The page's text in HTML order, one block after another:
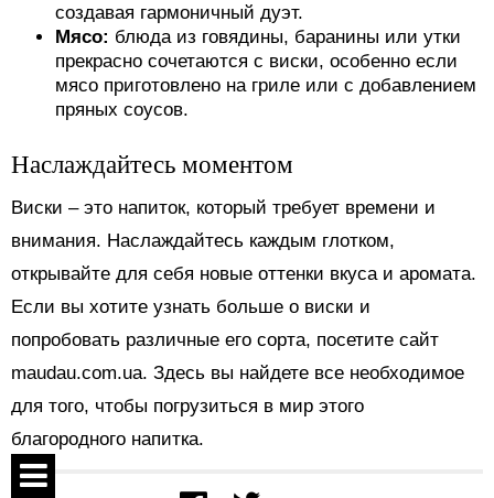
создавая гармоничный дуэт.
Мясо: блюда из говядины, баранины или утки
прекрасно сочетаются с виски, особенно если
мясо приготовлено на гриле или с добавлением
пряных соусов.
Наслаждайтесь моментом
Виски – это напиток, который требует времени и
внимания. Наслаждайтесь каждым глотком,
открывайте для себя новые оттенки вкуса и аромата.
Если вы хотите узнать больше о виски и
попробовать различные его сорта, посетите сайт
maudau.com.ua. Здесь вы найдете все необходимое
для того, чтобы погрузиться в мир этого
благородного напитка.